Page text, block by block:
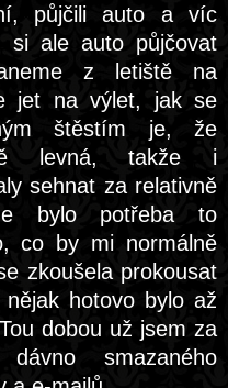
půjčili auto a víc
si ale auto půjčovat
z letiště na
jet na výlet, jak se
štěstím je, že
levná, takže i
sehnat za relativně
bylo potřeba to
co by mi normálně
zkoušela prokousat
hotovo bylo až
dobou už jsem za
smazaného